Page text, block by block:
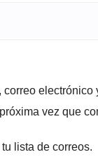
correo electrónico
vez que
lista de correos.